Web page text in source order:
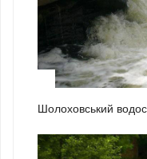
Шолоховський